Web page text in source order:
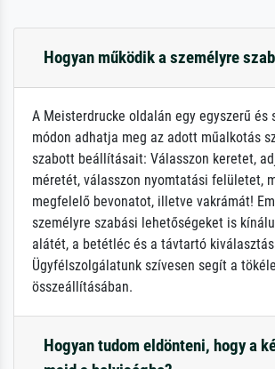
Hogyan működik a személyre
A Meisterdrucke oldalán egy egyszerű és
módon adhatja meg az adott műalkotás
szabott beállításait: Válasszon keretet,
méretét, válasszon nyomtatási felületet,
megfelelő bevonatot, illetve vakrámát!
személyre szabási lehetőségeket is
alátét, a betétléc és a távtartó
Ügyfélszolgálatunk szívesen segít a
összeállításában.
Hogyan tudom eldönteni, hogy a